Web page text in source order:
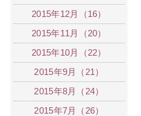
2015年12月（16）
2015年11月（20）
2015年10月（22）
2015年9月（21）
2015年8月（24）
2015年7月（26）